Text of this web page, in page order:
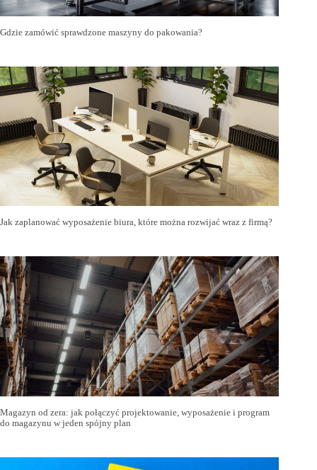
Gdzie zamówić sprawdzone maszyny do pakowania?
Jak zaplanować wyposażenie biura, które można rozwijać wraz z firmą?
Magazyn od zera: jak połączyć projektowanie, wyposażenie i program
do magazynu w jeden spójny plan